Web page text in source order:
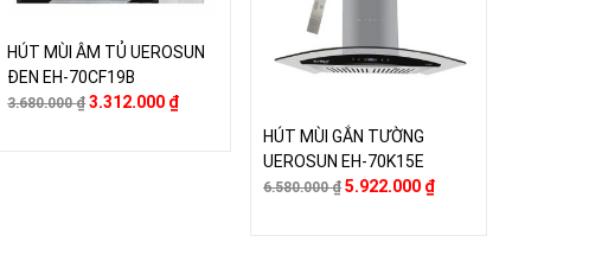
HÚT MÙI ÂM TỦ UEROSUN
ĐEN EH-70CF19B
3.680.000₫ 3.312.000 ₫
HÚT MÙI GẮN TƯỜNG
UEROSUN EH-70K15E
6.580.000₫ 5.922.000 ₫